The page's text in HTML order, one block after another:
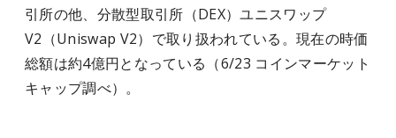
引所の他、分散型取引所（DEX）ユニスワップ
V2（Uniswap V2）で取り扱われている。現在の時価
総額は約4億円となっている（6/23 コインマーケット
キャップ調べ）。